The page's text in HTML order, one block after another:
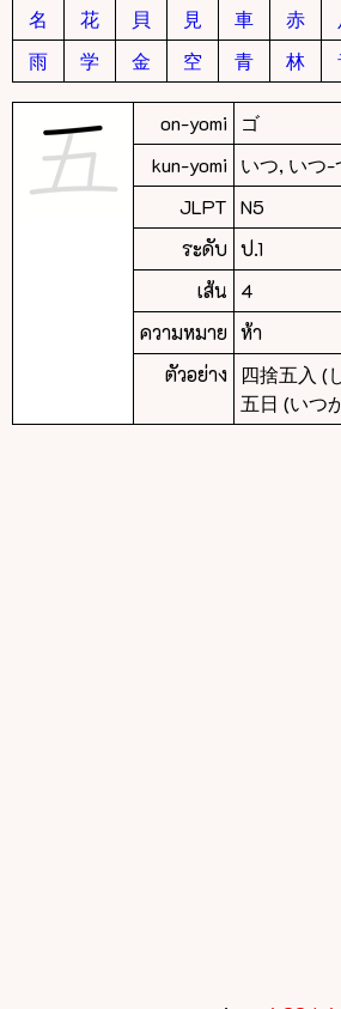
名
花 貝 見 車 赤
雨
学 金 空 青 林
on-yomi
ゴ
kun-yomi
いつ, いつ-
JLPT N5
ระดับ ป.1
เส้น
4
ความหมาย ห้า
ตัวอย่าง
四捨五入 (
五日 (いつ